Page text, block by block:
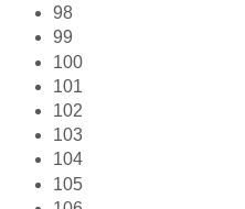
98
99
100
101
102
103
104
105